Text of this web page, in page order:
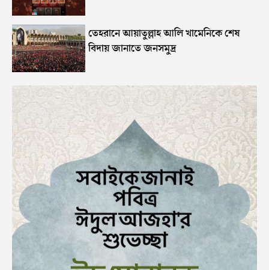
তেহরানে আয়াতুল্লাহ আলি খামেনিকে শেষ
বিদায় জানাতে জনসমুদ্র